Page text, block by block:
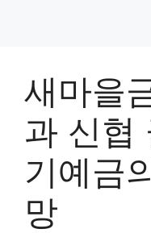
새마을
과 신협
기예금
망